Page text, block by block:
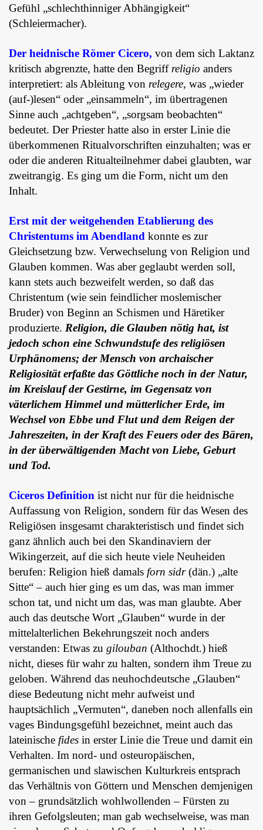
Gefühl „schlechthinniger Abhängigkeit“
(Schleiermacher).
Der heidnische Römer Cicero, von dem sich Laktanz
kritisch abgrenzte, hatte den Begriff religio anders
interpretiert: als Ableitung von relegere, was „wieder
(auf-)lesen“ oder „einsammeln“, im übertragenen
Sinne auch „achtgeben“, „sorgsam beobachten“
bedeutet. Der Priester hatte also in erster Linie die
überkommenen Ritualvorschriften einzuhalten; was er
oder die anderen Ritualteilnehmer dabei glaubten, war
zweitrangig. Es ging um die Form, nicht um den
Inhalt.
Erst mit der weitgehenden Etablierung des
Christentums im Abendland konnte es zur
Gleichsetzung bzw. Verwechselung von Religion und
Glauben kommen. Was aber geglaubt werden soll,
kann stets auch bezweifelt werden, so daß das
Christentum (wie sein feindlicher moslemischer
Bruder) von Beginn an Schismen und Häretiker
produzierte. Religion, die Glauben nötig hat, ist
jedoch schon eine Schwundstufe des religiösen
Urphänomens; der Mensch von archaischer
Religiosität erfaßte das Göttliche noch in der Natur,
im Kreislauf der Gestirne, im Gegensatz von
väterlichem Himmel und mütterlicher Erde, im
Wechsel von Ebbe und Flut und dem Reigen der
Jahreszeiten, in der Kraft des Feuers oder des Bären,
in der überwältigenden Macht von Liebe, Geburt
und Tod.
Ciceros Definition ist nicht nur für die heidnische
Auffassung von Religion, sondern für das Wesen des
Religiösen insgesamt charakteristisch und findet sich
ganz ähnlich auch bei den Skandinaviern der
Wikingerzeit, auf die sich heute viele Neuheiden
berufen: Religion hieß damals forn sidr(dän.) „alte
Sitte“ – auch hier ging es um das, was man immer
schon tat, und nicht um das, was man glaubte. Aber
auch das deutsche Wort „Glauben“ wurde in der
mittelalterlichen Bekehrungszeit noch anders
verstanden: Etwas zu gilouban (Althochdt.) hieß
nicht, dieses für wahr zu halten, sondern ihm Treue zu
geloben. Während das neuhochdeutsche „Glauben“
diese Bedeutung nicht mehr aufweist und
hauptsächlich „Vermuten“, daneben noch allenfalls ein
vages Bindungsgefühl bezeichnet, meint auch das
lateinische fides in erster Linie die Treue und damit ein
Verhalten. Im nord- und osteuropäischen,
germanischen und slawischen Kulturkreis entsprach
das Verhältnis von Göttern und Menschen demjenigen
von – grundsätzlich wohlwollenden – Fürsten zu
ihren Gefolgsleuten; man gab wechselweise, was man